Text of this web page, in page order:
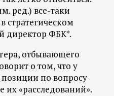
ред.) все-таки
стратегическом
директор ФБК*.
отбывающего
о том, что у
по вопросу
их «расследований».